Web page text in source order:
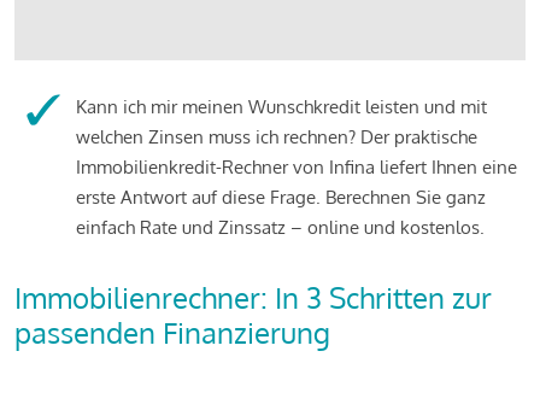
Kann ich mir meinen Wunschkredit leisten und mit
welchen Zinsen muss ich rechnen? Der praktische
Immobilienkredit-Rechner von Infina liefert Ihnen eine
erste Antwort auf diese Frage. Berechnen Sie ganz
einfach Rate und Zinssatz – online und kostenlos.
Immobilienrechner: In 3 Schritten zur
passenden Finanzierung